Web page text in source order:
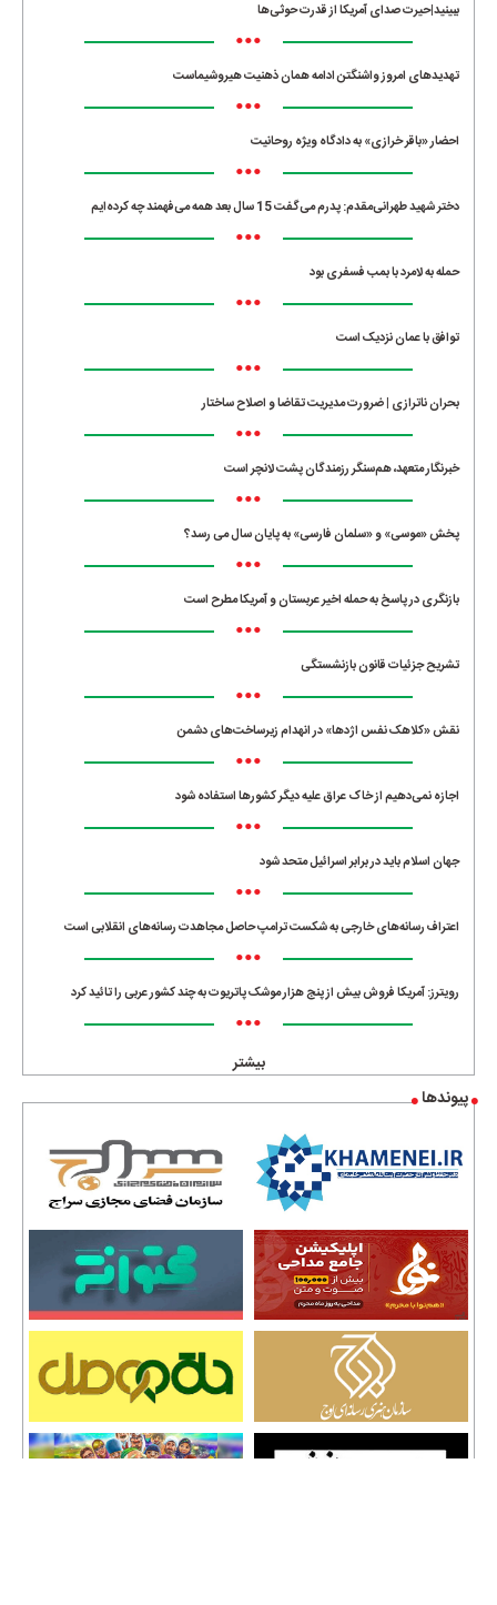
ببینید|حیرت صدای آمریکا از قدرت حوثی‌ها
•••
تهدیدهای امروز واشنگتن ادامه همان ذهنیت هیروشیماست
•••
احضار «باقر خرازی» به دادگاه ویژه روحانیت
•••
دختر شهید طهرانی‌مقدم: پدرم می‌گفت 15 سال بعد همه می‌فهمند چه کرده‌ایم
•••
حمله به لامرد با بمب فسفری بود
•••
توافق با عمان نزدیک است
•••
بحران ناترازی | ضرورت مدیریت تقاضا و اصلاح ساختار
•••
خبرنگار متعهد، هم‌سنگر رزمندگان پشت لانچر است
•••
پخش «موسی» و «سلمان فارسی» به پایان سال می رسد؟
•••
بازنگری در پاسخ به حمله اخیر عربستان و آمریکا مطرح است
•••
تشریح جزئیات قانون بازنشستگی
•••
نقش «کلاهک نفس اژدها» در انهدام زیرساخت‌های دشمن
•••
اجازه نمی‌دهیم از خاک عراق علیه دیگر کشورها استفاده شود
•••
جهان اسلام باید در برابر اسرائیل متحد شود
•••
اعتراف رسانه‌های خارجی به شکست ترامپ حاصل مجاهدت رسانه‌های انقلابی است
•••
رویترز: آمریکا فروش بیش از پنج هزار موشک پاتریوت به چند کشور عربی را تائید کرد
•••
بیشتر
پیوندها